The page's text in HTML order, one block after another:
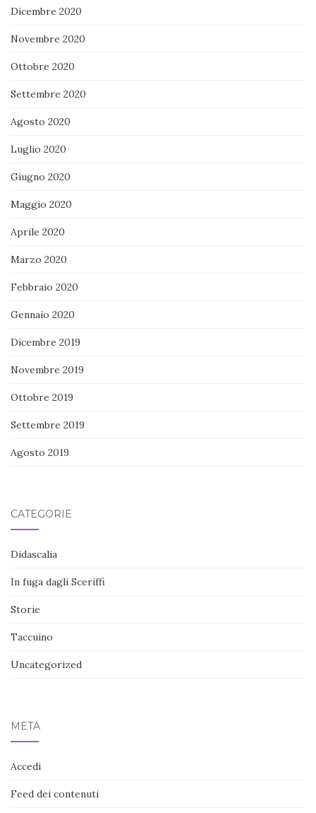
Dicembre 2020
Novembre 2020
Ottobre 2020
Settembre 2020
Agosto 2020
Luglio 2020
Giugno 2020
Maggio 2020
Aprile 2020
Marzo 2020
Febbraio 2020
Gennaio 2020
Dicembre 2019
Novembre 2019
Ottobre 2019
Settembre 2019
Agosto 2019
CATEGORIE
Didascalia
In fuga dagli Sceriffi
Storie
Taccuino
Uncategorized
META
Accedi
Feed dei contenuti